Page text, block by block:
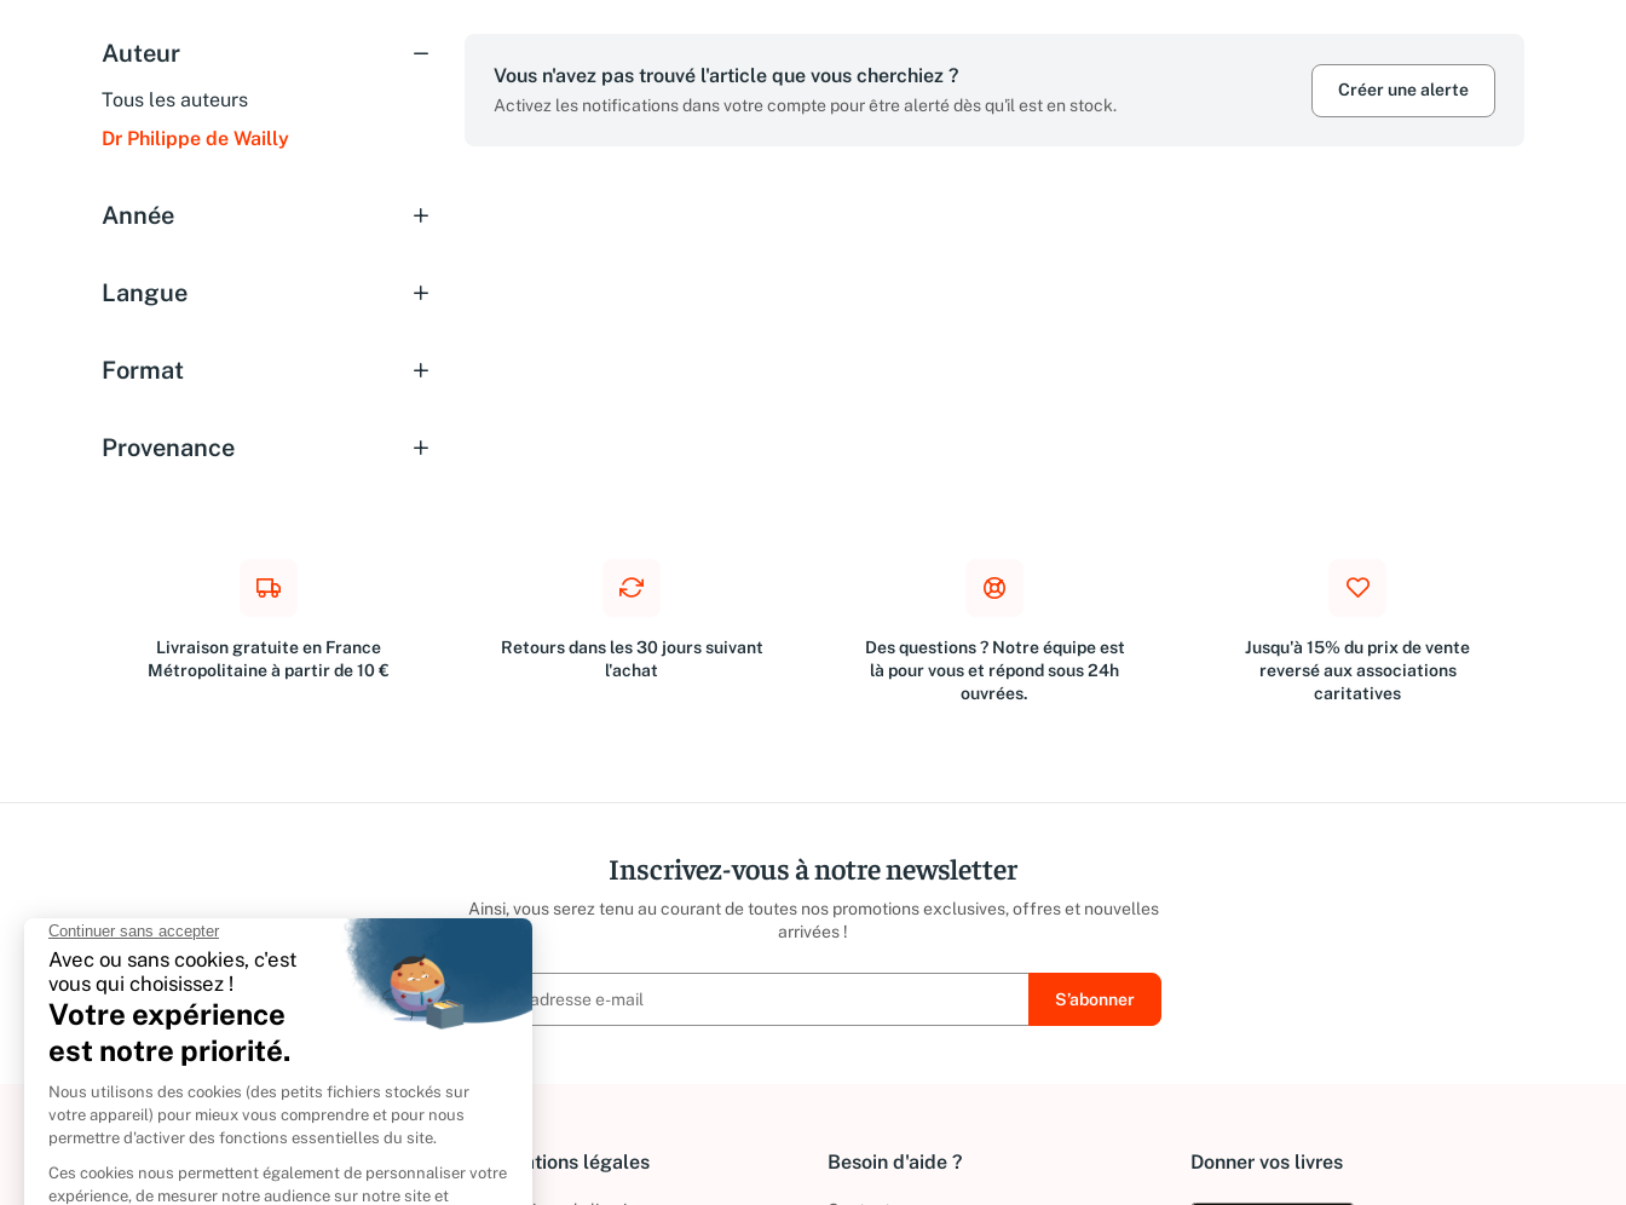
Auteur
Tous les auteurs
Dr Philippe de Wailly
Année
Langue
Format
Provenance
Vous n'avez pas trouvé l'article que vous cherchiez ?
Activez les notifications dans votre compte pour être alerté dès qu'il est en stock.
Créer une alerte
Livraison gratuite en France
Métropolitaine à partir de 10 €
Retours dans les 30 jours suivant
l'achat
Des questions ? Notre équipe est
là pour vous et répond sous 24h
ouvrées.
Jusqu'à 15% du prix de vente
reversé aux associations
caritatives
Inscrivez-vous à notre newsletter
Ainsi, vous serez tenu au courant de toutes nos promotions exclusives, offres et nouvelles
arrivées !
À propos Informations légales Besoin d'aide ? Donner vos livres